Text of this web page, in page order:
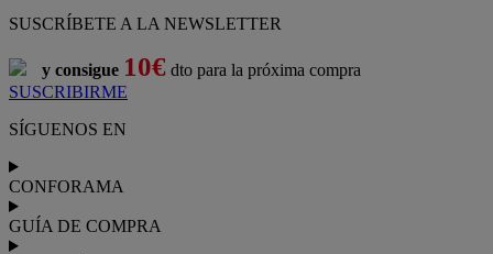
SUSCRÍBETE A LA NEWSLETTER
y consigue 10€ dto para la próxima compra
SUSCRIBIRME
SÍGUENOS EN
CONFORAMA
GUÍA DE COMPRA